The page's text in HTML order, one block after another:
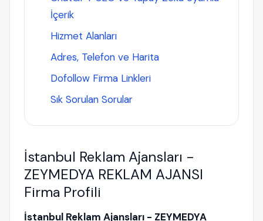
İçerik
Hizmet Alanları
Adres, Telefon ve Harita
Dofollow Firma Linkleri
Sık Sorulan Sorular
İstanbul Reklam Ajansları -
ZEYMEDYA REKLAM AJANSI
Firma Profili
İstanbul Reklam Ajansları - ZEYMEDYA